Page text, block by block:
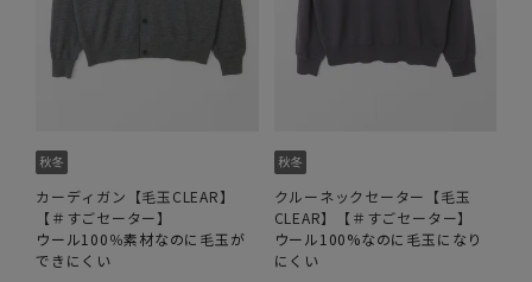
カーディガン【毛玉CLEAR】
【＃すごセーター】
ウール100％素材なのに毛玉が
できにくい
クルーネックセーター【毛玉
CLEAR】【＃すごセーター】
ウール100%なのに毛玉になり
にくい